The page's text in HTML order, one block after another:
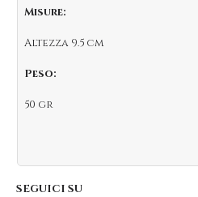
Misure:
Altezza 9.5 cm
Peso:
50 gr
SEGUICI SU